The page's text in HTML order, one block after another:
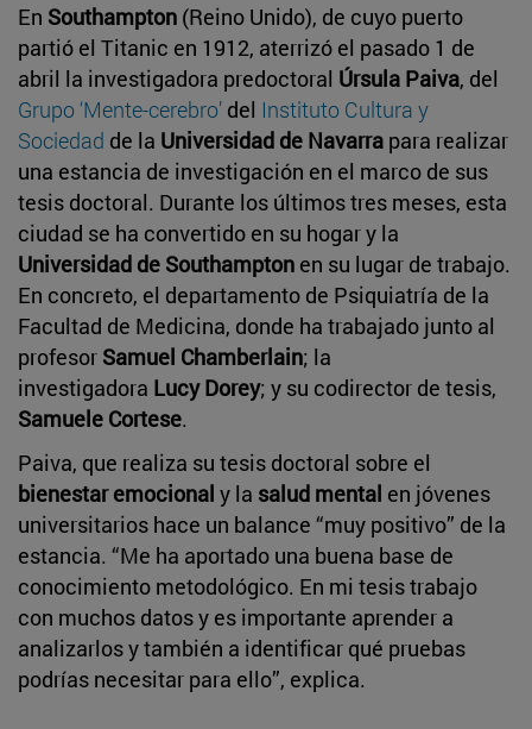
En Southampton (Reino Unido), de cuyo puerto
partió el Titanic en 1912, aterrizó el pasado 1 de
abril la investigadora predoctoral Úrsula Paiva, del
Grupo ‘Mente-cerebro’ del Instituto Cultura y
Sociedad de la Universidad de Navarra para realizar
una estancia de investigación en el marco de sus
tesis doctoral. Durante los últimos tres meses, esta
ciudad se ha convertido en su hogar y la
Universidad de Southampton en su lugar de trabajo.
En concreto, el departamento de Psiquiatría de la
Facultad de Medicina, donde ha trabajado junto al
profesor Samuel Chamberlain; la
investigadora Lucy Dorey; y su codirector de tesis,
Samuele Cortese.
Paiva, que realiza su tesis doctoral sobre el
bienestar emocional y la salud mental en jóvenes
universitarios hace un balance “muy positivo” de la
estancia. “Me ha aportado una buena base de
conocimiento metodológico. En mi tesis trabajo
con muchos datos y es importante aprender a
analizarlos y también a identificar qué pruebas
podrías necesitar para ello”, explica.